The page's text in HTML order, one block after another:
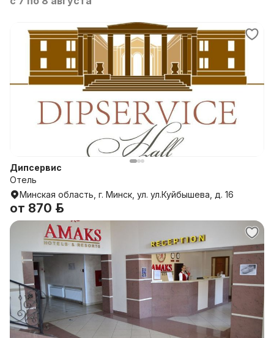
Дипсервис
Отель
Минская область, г. Минск, ул. ул.Куйбышева, д. 16
от 870 р.